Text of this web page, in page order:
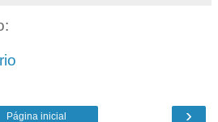
›
Página inicial